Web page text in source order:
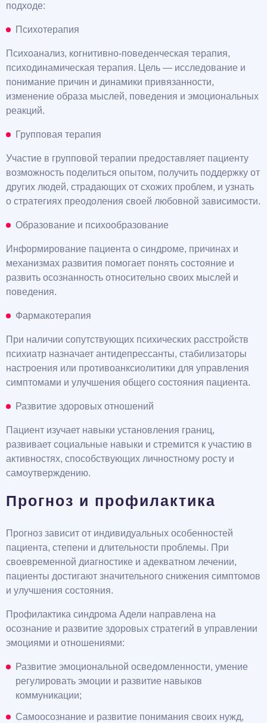
подходе:
Психотерапия
Психоанализ, когнитивно-поведенческая терапия,
психодинамическая терапия. Цель — исследование и
понимание причин и динамики привязанности,
изменение образа мыслей, поведения и эмоциональных
реакций.
Групповая терапия
Участие в групповой терапии предоставляет пациенту
возможность поделиться опытом, получить поддержку от
других людей, страдающих от схожих проблем, и узнать
о стратегиях преодоления своей любовной зависимости.
Образование и психообразование
Информирование пациента о синдроме, причинах и
механизмах развития помогает понять состояние и
развить осознанность относительно своих мыслей и
поведения.
Фармакотерапия
При наличии сопутствующих психических расстройств
психиатр назначает антидепрессанты, стабилизаторы
настроения или противоанксиолитики для управления
симптомами и улучшения общего состояния пациента.
Развитие здоровых отношений
Пациент изучает навыки установления границ,
развивает социальные навыки и стремится к участию в
активностях, способствующих личностному росту и
самоутверждению.
Прогноз и профилактика
Прогноз зависит от индивидуальных особенностей
пациента, степени и длительности проблемы. При
своевременной диагностике и адекватном лечении,
пациенты достигают значительного снижения симптомов
и улучшения состояния.
Профилактика синдрома Адели направлена на
осознание и развитие здоровых стратегий в управлении
эмоциями и отношениями:
Развитие эмоциональной осведомленности, умение
регулировать эмоции и развитие навыков
коммуникации;
Самоосознание и развитие понимания своих нужд,